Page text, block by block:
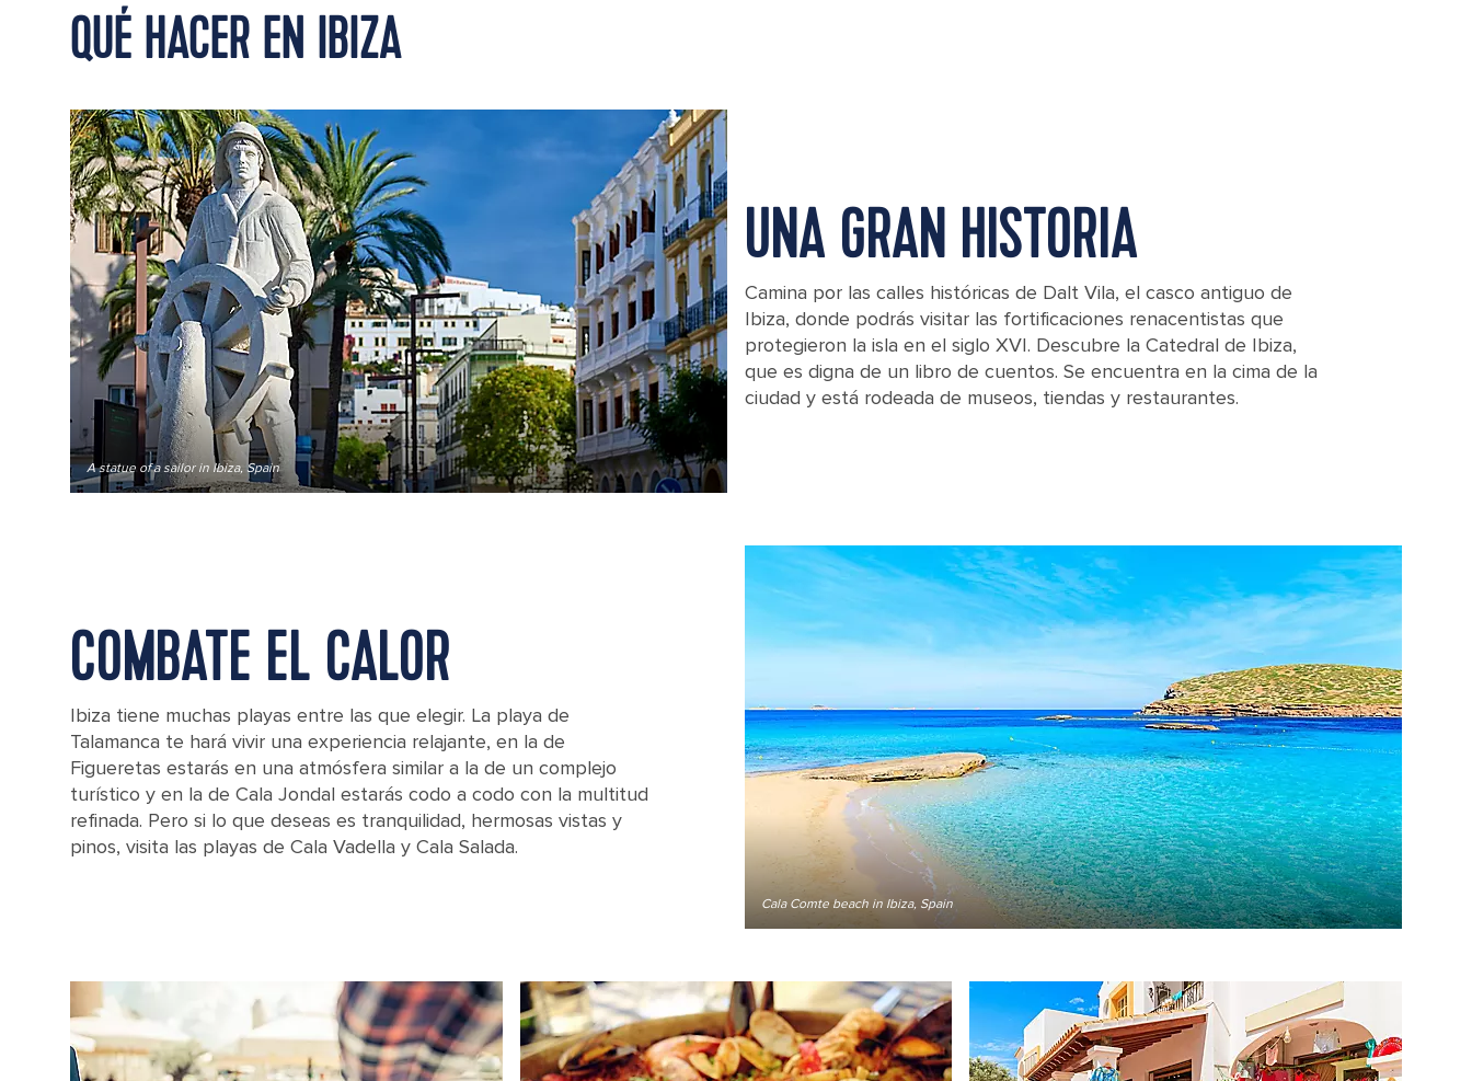
QUÉ HACER EN IBIZA
A statue of a sailor in Ibiza, Spain
UNA GRAN HISTORIA
Camina por las calles históricas de Dalt Vila, el casco antiguo de
Ibiza, donde podrás visitar las fortificaciones renacentistas que
protegieron la isla en el siglo XVI. Descubre la Catedral de Ibiza,
que es digna de un libro de cuentos. Se encuentra en la cima de la
ciudad y está rodeada de museos, tiendas y restaurantes.
Cala Comte beach in Ibiza, Spain
COMBATE EL CALOR
Ibiza tiene muchas playas entre las que elegir. La playa de
Talamanca te hará vivir una experiencia relajante, en la de
Figueretas estarás en una atmósfera similar a la de un complejo
turístico y en la de Cala Jondal estarás codo a codo con la multitud
refinada. Pero si lo que deseas es tranquilidad, hermosas vistas y
pinos, visita las playas de Cala Vadella y Cala Salada.